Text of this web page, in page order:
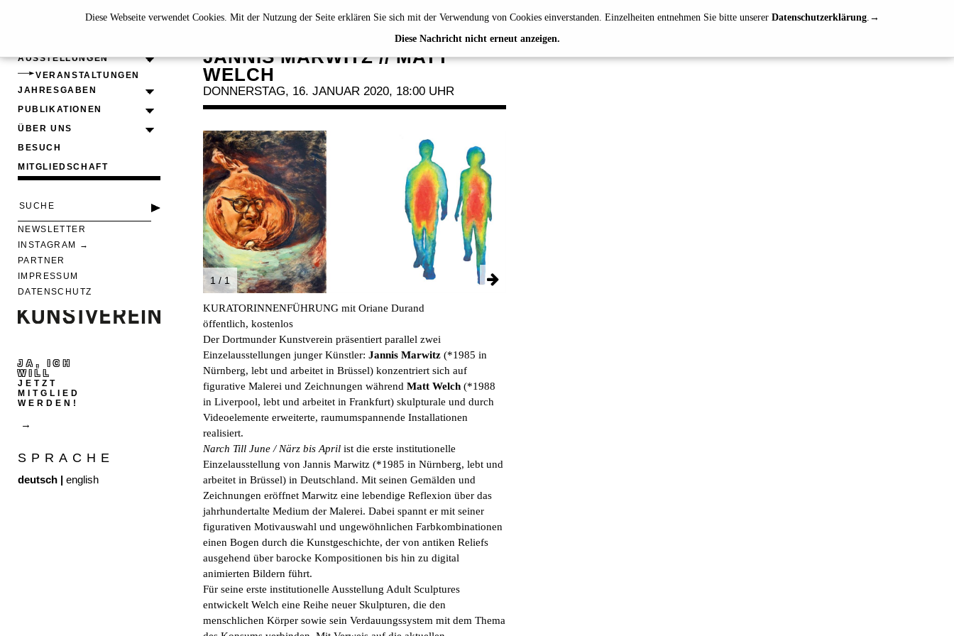
Diese Webseite verwendet Cookies. Mit der Nutzung der Seite erklären Sie sich mit der Verwendung von Cookies einverstanden. Einzelheiten entnehmen Sie bitte unserer Datenschutzerklärung.
Diese Nachricht nicht erneut anzeigen.
AUSSTELLUNGEN
VERANSTALTUNGEN
JAHRESGABEN
PUBLIKATIONEN
ÜBER UNS
BESUCH
MITGLIEDSCHAFT
NEWSLETTER
INSTAGRAM
PARTNER
IMPRESSUM
DATENSCHUTZ
JA, ICH
WILL
JETZT
MITGLIED
WERDEN!
SPRACHE
deutsch | english
KURATORINNENFÜHRUNG
JANNIS MARWITZ // MATT
WELCH
DONNERSTAG, 16. JANUAR 2020, 18:00 UHR
1 / 1
KURATORINNENFÜHRUNG mit Oriane Durand
öffentlich, kostenlos
Der Dortmunder Kunstverein präsentiert parallel zwei
Einzelausstellungen junger Künstler: Jannis Marwitz (*1985 in
Nürnberg, lebt und arbeitet in Brüssel) konzentriert sich auf
figurative Malerei und Zeichnungen während Matt Welch (*1988
in Liverpool, lebt und arbeitet in Frankfurt) skulpturale und durch
Videoelemente erweiterte, raumumspannende Installationen
realisiert.
Narch Till June / Närz bis April ist die erste institutionelle
Einzelausstellung von Jannis Marwitz (*1985 in Nürnberg, lebt und
arbeitet in Brüssel) in Deutschland. Mit seinen Gemälden und
Zeichnungen eröffnet Marwitz eine lebendige Reflexion über das
jahrhundertalte Medium der Malerei. Dabei spannt er mit seiner
figurativen Motivauswahl und ungewöhnlichen Farbkombinationen
einen Bogen durch die Kunstgeschichte, der von antiken Reliefs
ausgehend über barocke Kompositionen bis hin zu digital
animierten Bildern führt.
Für seine erste institutionelle Ausstellung Adult Sculptures
entwickelt Welch eine Reihe neuer Skulpturen, die den
menschlichen Körper sowie sein Verdauungssystem mit dem Thema